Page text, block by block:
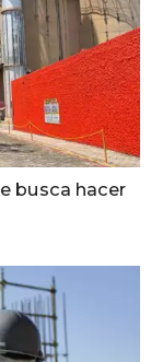
busca hacer